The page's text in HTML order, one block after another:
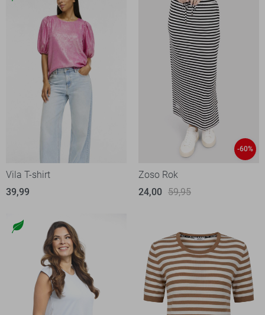
Vila T-shirt
39,99
-60%
Zoso Rok
24,00 59,95